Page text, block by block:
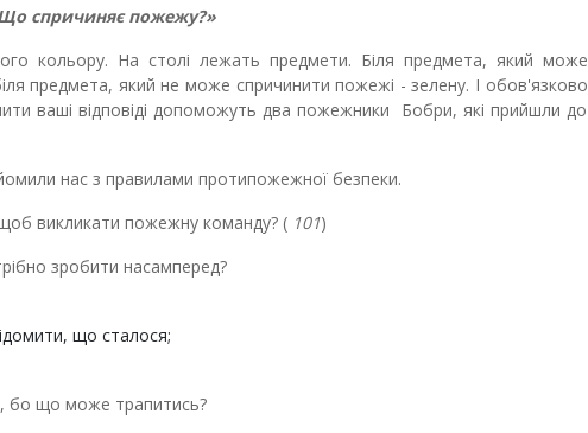
спричиняє пожежу?»
кольору. На столі лежать предмети. Біля предмета, який може
предмета, який не може спричинити пожежі - зелену. І обов'язково
ваші відповіді допоможуть два пожежники Бобри, які прийшли до
нас з правилами протипожежної безпеки.
викликати пожежну команду? ( 101)
зробити насамперед?
що сталося;
бо що може трапитись?